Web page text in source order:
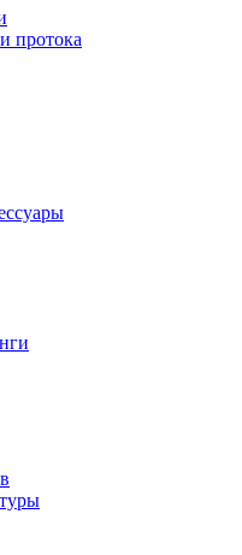
протока